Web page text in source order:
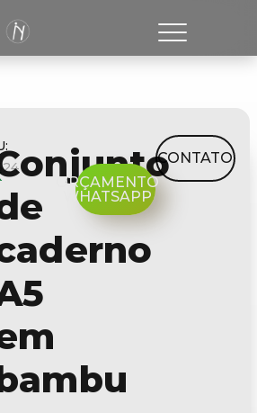
ORÇAMENTO
WHATSAPP
CONTATO